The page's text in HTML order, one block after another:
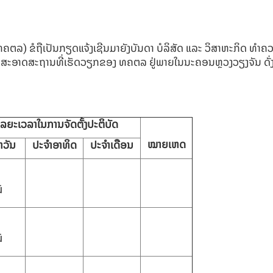
ຂໍຖືເປັນກຽດແຈ້ງເຊີນມາຍັງບັນດາ ບໍລິສັດ ແລະ ວິສາຫະກິດ ທໍາຄວ
ະອາດສະຖານທີ່ເຮັດວຽກຂອງ ທຄຕລ ຢູ່ພາຍໃນນະຄອນຫຼວງວຽງຈັນ
ຍະເວລາໃນການຈັດຕັ້ງປະຕິບັດ
ໝາຍເຫດ
ວັນ ປະຈໍາອາທິດ ປະຈໍາເດືອນ